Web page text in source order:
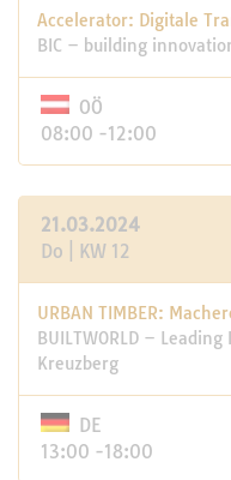
Accelerator: Digitale
BIC – building
OÖ
08:00 -12:00
21.03.2024
Do | KW 12
URBAN TIMBER:
BUILTWORLD –
Kreuzberg
DE
13:00 -18:00